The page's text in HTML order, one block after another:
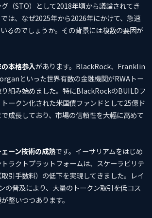
（STO）として2018年頃から議論されてき
は、なぜ2025年から2026年にかけて、急速
るのでしょうか。その背景には複数の要因が
本格参入があります。BlackRock、Franklin
といった世界有数の金融機関がRWAトー
組み始めました。特にBlackRockのBUILDフ
ークン化された米国債ファンドとして25億ド
成長しており、市場の信頼性を大幅に高めて
ーン技術の成熟です。イーサリアムをはじめ
ラクトプラットフォームは、スケーラビリテ
引手数料）の低下を実現してきました。レイ
の普及により、大量のトークン取引を低コス
整いつつあります。